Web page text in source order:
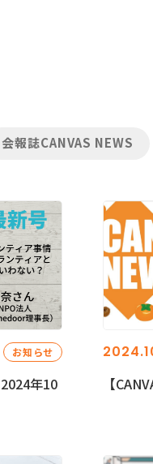
会報誌CANVAS NEWS
お知らせ
年10
【